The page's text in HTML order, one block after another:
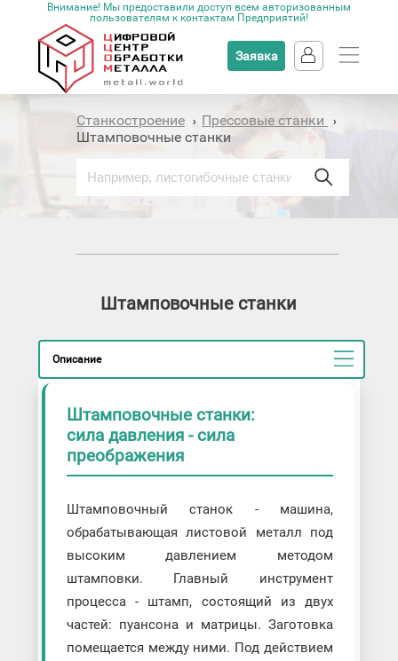
Внимание! Мы предоставили доступ всем авторизованным
пользователям к контактам Предприятий!
Заявка
Станкостроение › Прессовые станки ›
Штамповочные станки
Штамповочные станки
Описание
Штамповочные станки:
сила давления - сила
преображения
Штамповочный станок - машина,
обрабатывающая листовой металл под
высоким давлением методом
штамповки. Главный инструмент
процесса - штамп, состоящий из двух
частей: пуансона и матрицы. Заготовка
помещается между ними. Под действием